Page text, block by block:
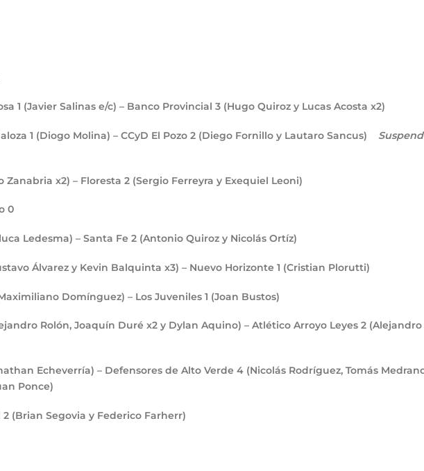
1 (Javier Salinas e/c) – Banco Provincial 3 (Hugo Quiroz y Lucas Acosta x2)
1 (Diogo Molina) – CCyD El Pozo 2 (Diego Fornillo y Lautaro Sancus)
Zanabria x2) – Floresta 2 (Sergio Ferreyra y Exequiel Leoni)
0
Ledesma) – Santa Fe 2 (Antonio Quiroz y Nicolás Ortíz)
Álvarez y Kevin Balquinta x3) – Nuevo Horizonte 1 (Cristian Plorutti)
Domínguez) – Los Juveniles 1 (Joan Bustos)
Rolón, Joaquín Duré x2 y Dylan Aquino) – Atlético Arroyo Leyes 2 (Alejandro
Echeverría) – Defensores de Alto Verde 4 (Nicolás Rodríguez, Tomás
Ponce)
2 (Brian Segovia y Federico Farherr)